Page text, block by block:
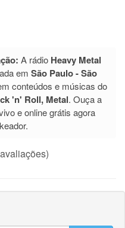
A rádio Heavy Metal
em São Paulo - São
conteúdos e músicas do
'n' Roll, Metal. Ouça a
e online grátis agora